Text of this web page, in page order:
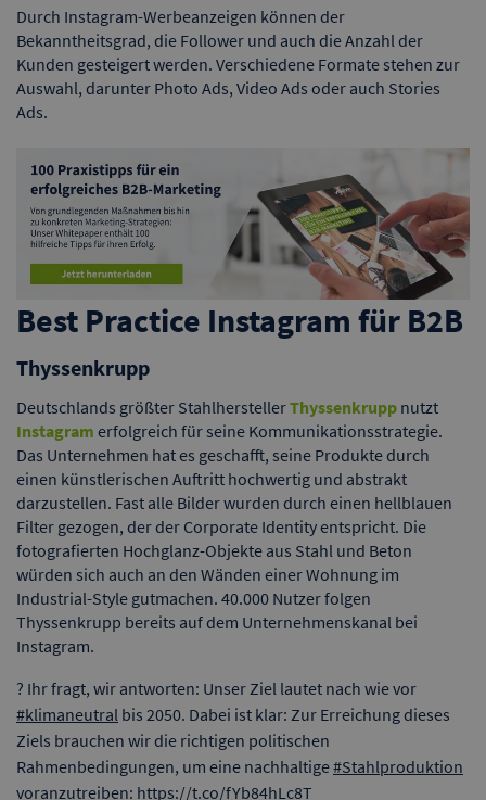
Durch Instagram-Werbeanzeigen können der
Bekanntheitsgrad, die Follower und auch die Anzahl der
Kunden gesteigert werden. Verschiedene Formate stehen zur
Auswahl, darunter Photo Ads, Video Ads oder auch Stories
Ads.
Best Practice Instagram für B2B
Thyssenkrupp
Deutschlands größter StahlherstellerThyssenkrupp nutzt
Instagram erfolgreich für seine Kommunikationsstrategie.
Das Unternehmen hat es geschafft, seine Produkte durch
einen künstlerischen Auftritt hochwertig und abstrakt
darzustellen. Fast alle Bilder wurden durch einen hellblauen
Filter gezogen, der der Corporate Identity entspricht. Die
fotografierten Hochglanz-Objekte aus Stahl und Beton
würden sich auch an den Wänden einer Wohnung im
Industrial-Style gutmachen. 40.000 Nutzer folgen
Thyssenkrupp bereits auf dem Unternehmenskanal bei
Instagram.
? Ihr fragt, wir antworten: Unser Ziel lautet nach wie vor
#klimaneutral bis 2050. Dabei ist klar: Zur Erreichung dieses
Ziels brauchen wir die richtigen politischen
Rahmenbedingungen, um eine nachhaltige#Stahlproduktion
voranzutreiben: https://t.co/fYb84hLc8T